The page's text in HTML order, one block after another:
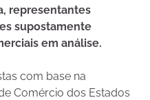
representantes
supostamente
em análise.
com base na
Comércio dos Estados